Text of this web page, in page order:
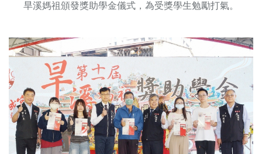
旱溪媽祖頒發獎助學金儀式，為受獎學生勉勵打氣。